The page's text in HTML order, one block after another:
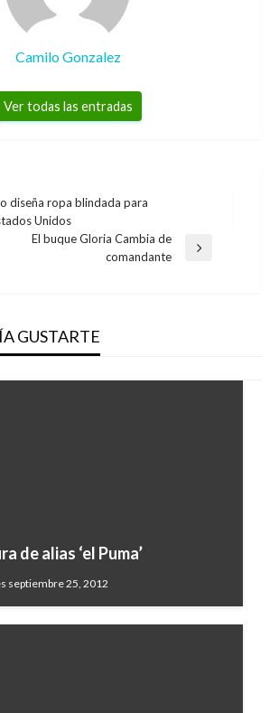
Camilo Gonzalez
Ver todas las entradas
diseña ropa blindada para
Unidos
El buque Gloria Cambia de
comandante
GUSTARTE
de alias ‘el Puma’
septiembre 25, 2012